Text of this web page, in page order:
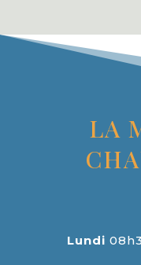
LA
Lundi